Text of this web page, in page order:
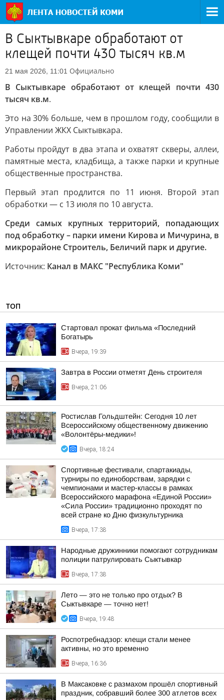
В Сыктывкаре обработают от
клещей почти 430 тысяч кв.м
21 мая 2026, 11:01 Официально
В Сыктывкаре обработают от клещей почти 430
тысяч кв.м.
Это на 30% больше, чем в прошлом году, сообщили в
Управлении ЖКХ Сыктывкара.
Работы пройдут в два этапа и охватят скверы, аллеи,
памятные места, кладбища, а также парки и крупные
общественные пространства.
Первый этап продлится по 11 июня. Второй этап
обработки — с 13 июля по 10 августа.
Среди самых крупных территорий, попадающих
под обработку – парки имени Кирова и Мичурина, в
микрорайоне Строитель, Беличий парк и другие.
Источник: Канал в МАКС "Республика Коми"
ТОП
Стартовал прокат фильма «Последний
Богатырь
Вчера, 19:39
Завтра в России отметят День строителя
Вчера, 21:06
Ростислав Гольдштейн: Сегодня 10 лет
Всероссийскому общественному движению
«Волонтёры-медики»!
Вчера, 18:24
Спортивные фестивали, спартакиады,
турниры по единоборствам, зарядки с
чемпионами и мастер-классы в рамках
Всероссийского марафона «Единой России»
«Сила России» традиционно проходят по
всей стране ко Дню физкультурника
Вчера, 17:38
Народные дружинники помогают сотрудникам
полиции патрулировать Сыктывкар
Вчера, 17:38
Лето — это не только про отдых? В
Сыктывкаре — точно нет!
Вчера, 19:48
Роспотребнадзор: клещи стали менее
активны, но это временно
Вчера, 16:36
В Максаковке с размахом прошёл спортивный
праздник, собравший более 300 атлетов всех